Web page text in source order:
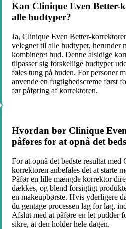
Kan Clinique Even Better-
alle hudtyper?
Ja, Clinique Even Better-
velegnet til alle hudtyper, herunder
kombineret hud. Denne alsidige
tilpasser sig forskellige hudtyper
føles tung på huden. For personer
anvende en fugtighedscreme først
før påføring af korrektoren.
Hvordan bør Clinique
påføres for at opnå det
For at opnå det bedste resultat
korrektoren anbefales det at starte
Påfør en lille mængde korrektor
dækkes, og blend forsigtigt
en makeupbørste. Hvis yderligere
du gentage processen lag for lag,
Afslut med at påføre en let pudder
sikre, at den holder hele dagen.